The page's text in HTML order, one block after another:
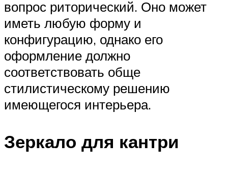
вопрос риторический. Оно может
иметь любую форму и
конфигурацию, однако его
оформление должно
соответствовать обще
стилистическому решению
имеющегося интерьера.
Зеркало для кантри